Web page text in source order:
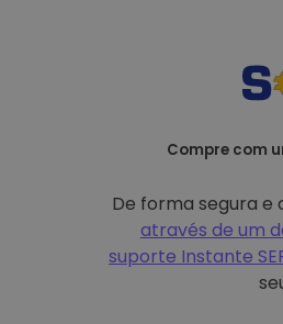
Compre com
De forma segura e
através de um
suporte Instante